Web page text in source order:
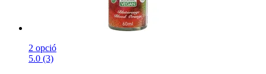
2 opció
5.0 (3)